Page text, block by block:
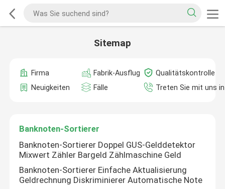
Sitemap
Firma Fabrik-Ausflug
Qualitätskontrolle
Neuigkeiten
Fälle Treten Sie mit uns
Banknoten-Sortierer
Banknoten-Sortierer Doppel GUS-Gelddetektor
Mixwert Zähler Bargeld Zählmaschine Geld
Banknoten-Sortierer Einfache Aktualisierung
Geldrechnung Diskriminierer Automatische Note